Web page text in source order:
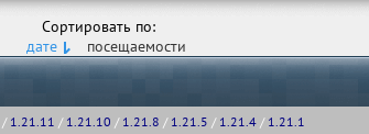
Сортировать по:
дате
посещаемости
/ 1.21.11 / 1.21.10 / 1.21.8 / 1.21.5 / 1.21.4 / 1.21.1